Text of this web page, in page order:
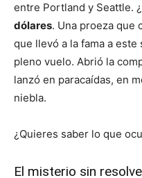
entre Portland y Seattle.
dólares. Una proeza que
que llevó a la fama a
pleno vuelo. Abrió la
lanzó en paracaídas, en
niebla.
¿Quieres saber lo que
El misterio sin